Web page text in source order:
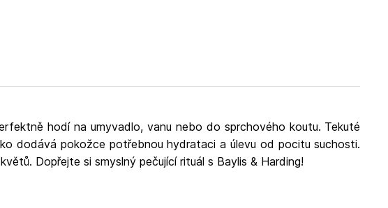
hodí na umyvadlo, vanu nebo do sprchového koutu. Tekuté
dodává pokožce potřebnou hydrataci a úlevu od pocitu suchosti.
Dopřejte si smyslný pečující rituál s Baylis & Harding!